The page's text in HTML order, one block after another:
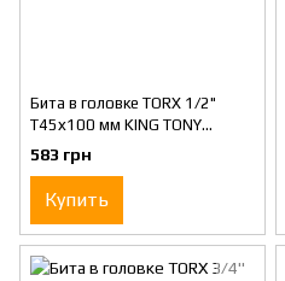
Бита в головке TORX 1/2"
Т45х100 мм KING TONY
(406345)
583 грн
Купить